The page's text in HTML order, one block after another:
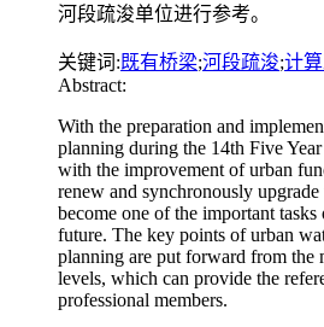
河段疏浚单位进行参考。
关键词:既有桥梁;河段疏浚;计
Abstract:
With the preparation and
planning during the 14th Five
with the improvement of urban
renew and synchronously
become one of the important
future. The key points of urban
planning are put forward from the
levels, which can provide the
professional members.